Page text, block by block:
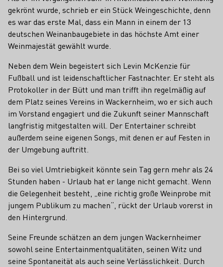
gekrönt wurde, schrieb er ein Stück Weingeschichte, denn
es war das erste Mal, dass ein Mann in einem der 13
deutschen Weinanbaugebiete in das höchste Amt einer
Weinmajestät gewählt wurde.
Neben dem Wein begeistert sich Levin McKenzie für
Fußball und ist leidenschaftlicher Fastnachter. Er steht als
Protokoller in der Bütt und man trifft ihn regelmäßig auf
dem Platz seines Vereins in Wackernheim, wo er sich auch
im Vorstand engagiert und die Zukunft seiner Mannschaft
langfristig mitgestalten will. Der Entertainer schreibt
außerdem seine eigenen Songs, mit denen er auf Festen in
der Umgebung auftritt.
Bei so viel Umtriebigkeit könnte sein Tag gern mehr als 24
Stunden haben - Urlaub hat er lange nicht gemacht. Wenn
die Gelegenheit besteht, „eine richtig große Weinprobe mit
jungem Publikum zu machen“, rückt der Urlaub vorerst in
den Hintergrund.
Seine Freunde schätzen an dem jungen Wackernheimer
sowohl seine Entertainmentqualitäten, seinen Witz und
seine Spontaneität als auch seine Verlässlichkeit. Durch